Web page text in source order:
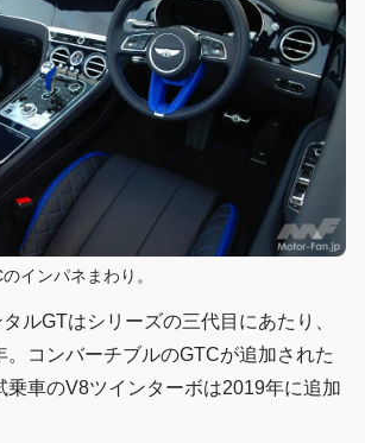
インパネまわり。
ルGTはシリーズの三代目にあたり、
。コンバーチブルのGTCが追加された
乗車のV8ツインターボは2019年に追加